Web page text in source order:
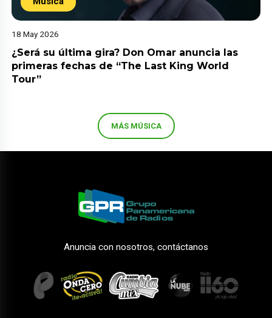
18 May 2026
¿Será su última gira? Don Omar anuncia las
primeras fechas de “The Last King World
Tour”
MÁS MÚSICA
Anuncia con nosotros, contáctanos